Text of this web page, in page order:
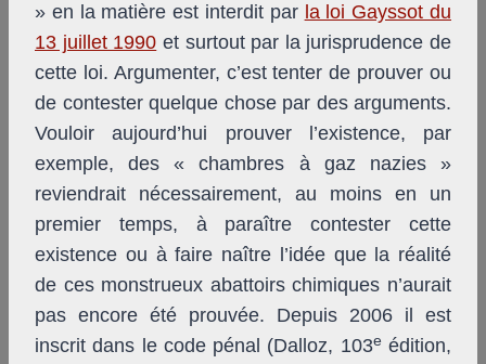
» en la matière est interdit par la loi Gayssot du
13 juillet 1990 et surtout par la jurisprudence de
cette loi. Argumenter, c’est tenter de prouver ou
de contester quelque chose par des arguments.
Vouloir aujourd’hui prouver l’existence, par
exemple, des « chambres à gaz nazies »
reviendrait nécessairement, au moins en un
premier temps, à paraître contester cette
existence ou à faire naître l’idée que la réalité
de ces monstrueux abattoirs chimiques n’aurait
pas encore été prouvée. Depuis 2006 il est
inscrit dans le code pénal (Dalloz, 103eédition,